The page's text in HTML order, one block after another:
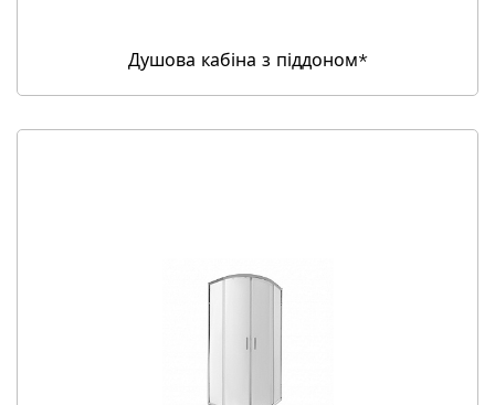
Душова кабіна з піддоном*